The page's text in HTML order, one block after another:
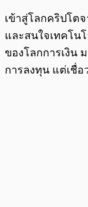
เข้าสู่โลกคริปโตจ
และสนใจเทคโน
ของโลกการเงิน
การลงทุน แต่เชื่